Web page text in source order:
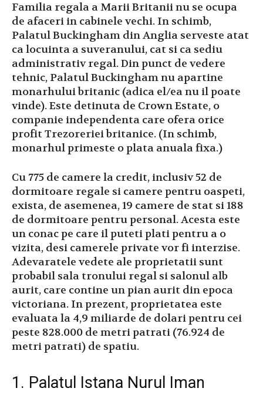
Familia regala a Marii Britanii nu se ocupa
de afaceri in cabinele vechi. In schimb,
Palatul Buckingham din Anglia serveste atat
ca locuinta a suveranului, cat si ca sediu
administrativ regal. Din punct de vedere
tehnic, Palatul Buckingham nu apartine
monarhului britanic (adica el/ea nu il poate
vinde). Este detinuta de Crown Estate, o
companie independenta care ofera orice
profit Trezoreriei britanice. (In schimb,
monarhul primeste o plata anuala fixa.)
Cu 775 de camere la credit, inclusiv 52 de
dormitoare regale si camere pentru oaspeti,
exista, de asemenea, 19 camere de stat si 188
de dormitoare pentru personal. Acesta este
un conac pe care il puteti plati pentru a o
vizita, desi camerele private vor fi interzise.
Adevaratele vedete ale proprietatii sunt
probabil sala tronului regal si salonul alb
aurit, care contine un pian aurit din epoca
victoriana. In prezent, proprietatea este
evaluata la 4,9 miliarde de dolari pentru cei
peste 828.000 de metri patrati (76.924 de
metri patrati) de spatiu.
1. Palatul Istana Nurul Iman